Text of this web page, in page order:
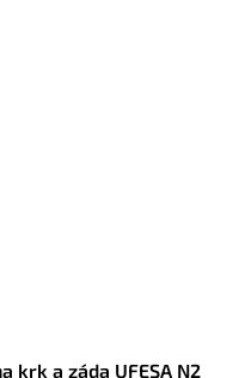
krk a záda UFESA N2